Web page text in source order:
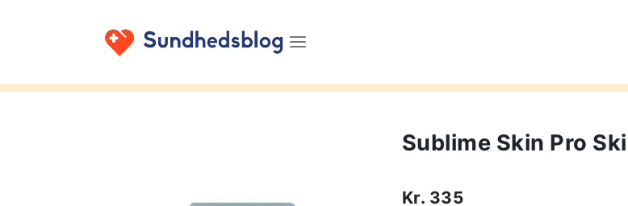
Sublime Skin Pro
Kr. 335